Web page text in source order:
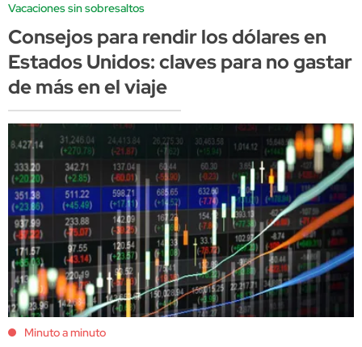
Vacaciones sin sobresaltos
Consejos para rendir los dólares en
Estados Unidos: claves para no gastar
de más en el viaje
Minuto a minuto